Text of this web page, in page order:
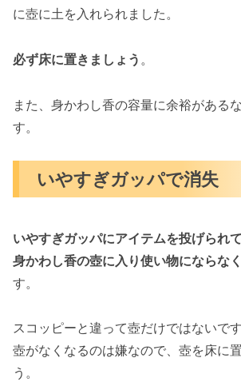
に壺に土を入れられました。
必ず床に置きましょう 。
また、身かわし香の容量に余裕がある
す。
いやすぎガッパで消失
いやすぎガッパにアイテムを投げられ
身かわし香の壺に入り使い物にならな
す。
スコッピーと違って壺だけではないで
壺がなくなるのは嫌なので、壺を床に
う。